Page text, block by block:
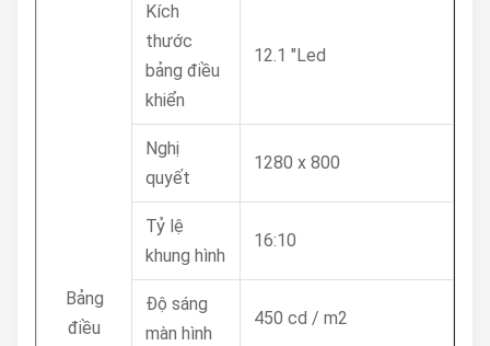
Bảng
điều
Kích
thước
bảng điều
khiển
12.1 "Led
Nghị
quyết
1280 x 800
Tỷ lệ
khung hình
16:10
Độ sáng
màn hình
450 cd / m2